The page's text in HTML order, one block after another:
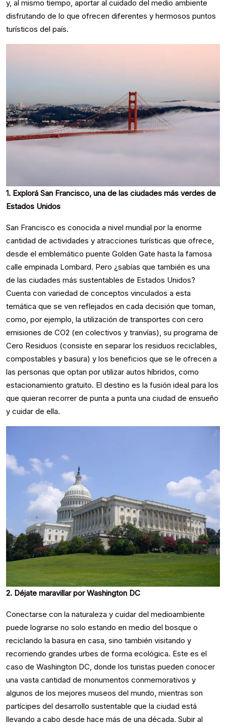
y, al mismo tiempo, aportar al cuidado del medio ambiente
disfrutando de lo que ofrecen diferentes y hermosos puntos
turísticos del país.
1. Explorá San Francisco, una de las ciudades más verdes de
Estados Unidos
San Francisco es conocida a nivel mundial por la enorme
cantidad de actividades y atracciones turísticas que ofrece,
desde el emblemático puente Golden Gate hasta la famosa
calle empinada Lombard. Pero ¿sabías que también es una
de las ciudades más sustentables de Estados Unidos?
Cuenta con variedad de conceptos vinculados a esta
temática que se ven reflejados en cada decisión que toman,
como, por ejemplo, la utilización de transportes con cero
emisiones de CO2 (en colectivos y tranvías), su programa de
Cero Residuos (consiste en separar los residuos reciclables,
compostables y basura) y los beneficios que se le ofrecen a
las personas que optan por utilizar autos híbridos, como
estacionamiento gratuito. El destino es la fusión ideal para los
que quieran recorrer de punta a punta una ciudad de ensueño
y cuidar de ella.
2. Déjate maravillar por Washington DC
Conectarse con la naturaleza y cuidar del medioambiente
puede lograrse no solo estando en medio del bosque o
reciclando la basura en casa, sino también visitando y
recorriendo grandes urbes de forma ecológica. Este es el
caso de Washington DC, donde los turistas pueden conocer
una vasta cantidad de monumentos conmemorativos y
algunos de los mejores museos del mundo, mientras son
partícipes del desarrollo sustentable que la ciudad está
llevando a cabo desde hace más de una década. Subir al